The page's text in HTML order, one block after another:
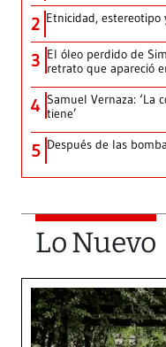
2 Etnicidad, estereotipo
3 El óleo perdido de
retrato que apareció
4 Samuel Vernaza: ‘La
tiene’
5 Después de las
Lo Nuevo